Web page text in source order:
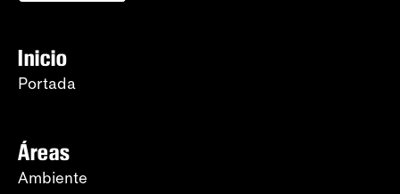
Inicio
Portada
Áreas
Ambiente